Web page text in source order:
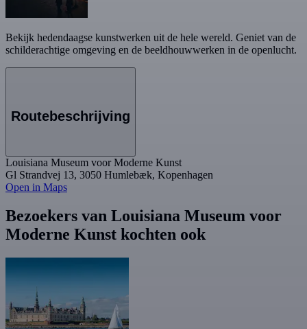
Bekijk hedendaagse kunstwerken uit de hele wereld. Geniet van de
schilderachtige omgeving en de beeldhouwwerken in de openlucht.
Routebeschrijving
Louisiana Museum voor Moderne Kunst
Gl Strandvej 13, 3050 Humlebæk, Kopenhagen
Open in Maps
Bezoekers van Louisiana Museum voor
Moderne Kunst kochten ook